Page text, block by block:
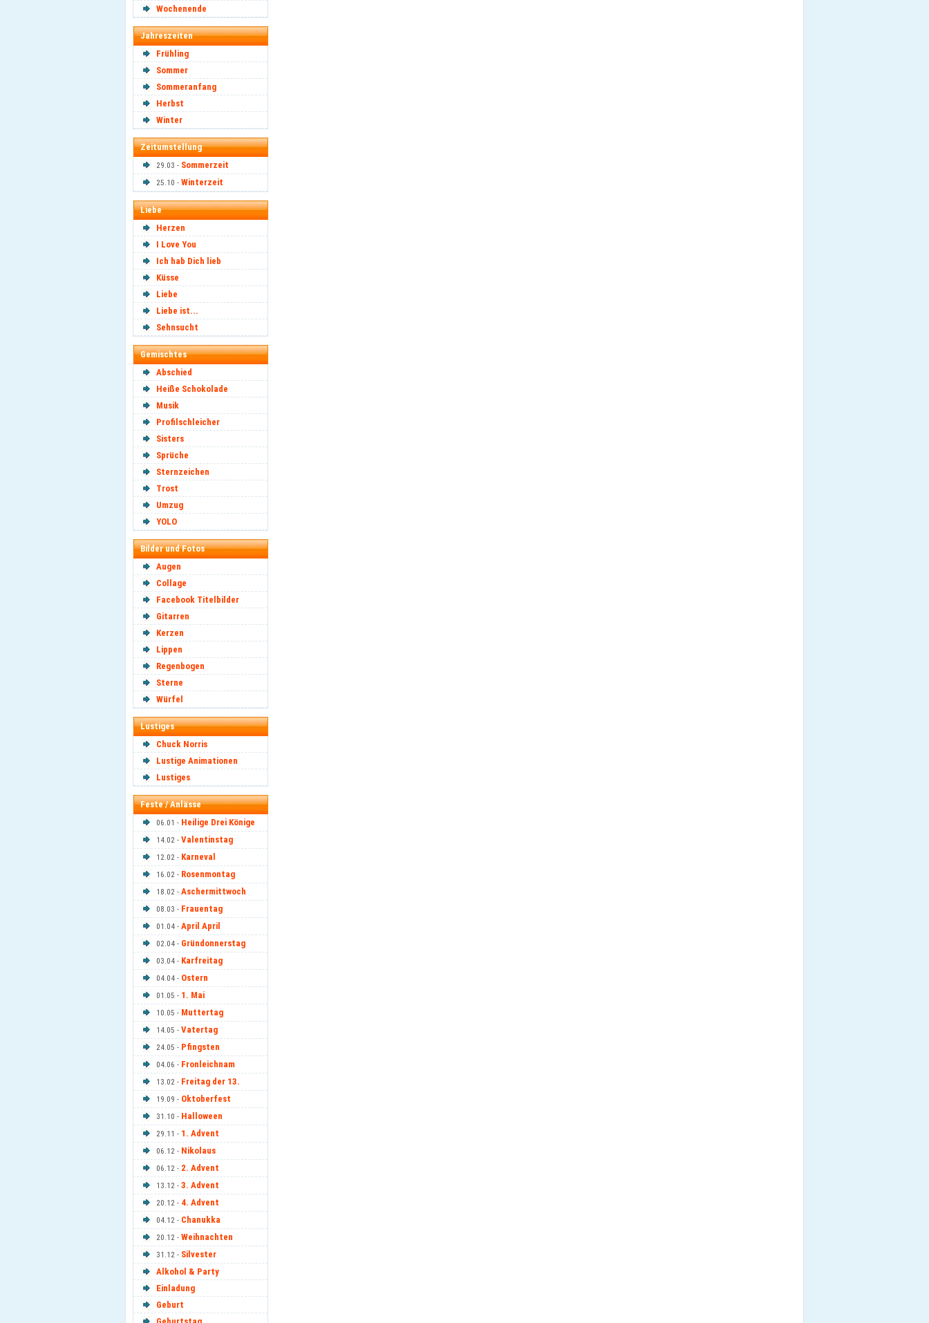
Wochenende
Jahreszeiten
Frühling
Sommer
Sommeranfang
Herbst
Winter
Zeitumstellung
29.03 - Sommerzeit
25.10 - Winterzeit
Liebe
Herzen
I Love You
Ich hab Dich lieb
Küsse
Liebe
Liebe ist...
Sehnsucht
Gemischtes
Abschied
Heiße Schokolade
Musik
Profilschleicher
Sisters
Sprüche
Sternzeichen
Trost
Umzug
YOLO
Bilder und Fotos
Augen
Collage
Facebook Titelbilder
Gitarren
Kerzen
Lippen
Regenbogen
Sterne
Würfel
Lustiges
Chuck Norris
Lustige Animationen
Lustiges
Feste / Anlässe
06.01 - Heilige Drei Könige
14.02 - Valentinstag
12.02 - Karneval
16.02 - Rosenmontag
18.02 - Aschermittwoch
08.03 - Frauentag
01.04 - April April
02.04 - Gründonnerstag
03.04 - Karfreitag
04.04 - Ostern
01.05 - 1. Mai
10.05 - Muttertag
14.05 - Vatertag
24.05 - Pfingsten
04.06 - Fronleichnam
13.02 - Freitag der 13.
19.09 - Oktoberfest
31.10 - Halloween
29.11 - 1. Advent
06.12 - Nikolaus
06.12 - 2. Advent
13.12 - 3. Advent
20.12 - 4. Advent
04.12 - Chanukka
20.12 - Weihnachten
31.12 - Silvester
Alkohol & Party
Einladung
Geburt